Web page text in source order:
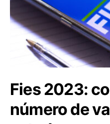
Fies 2023:
número de